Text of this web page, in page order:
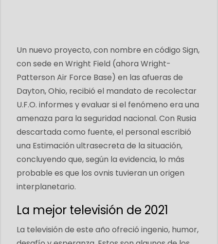
Un nuevo proyecto, con nombre en código Sign,
con sede en Wright Field (ahora Wright-
Patterson Air Force Base) en las afueras de
Dayton, Ohio, recibió el mandato de recolectar
U.F.O. informes y evaluar si el fenómeno era una
amenaza para la seguridad nacional. Con Rusia
descartada como fuente, el personal escribió
una Estimación ultrasecreta de la situación,
concluyendo que, según la evidencia, lo más
probable es que los ovnis tuvieran un origen
interplanetario.
La mejor televisión de 2021
La televisión de este año ofreció ingenio, humor,